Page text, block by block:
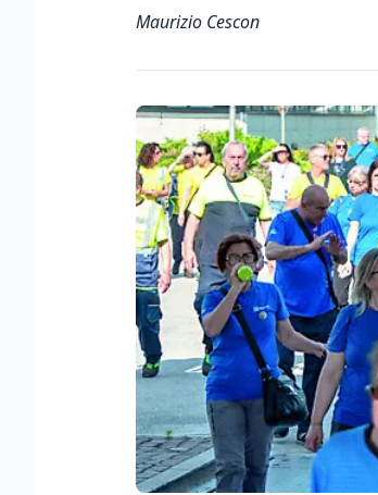
Maurizio Cescon